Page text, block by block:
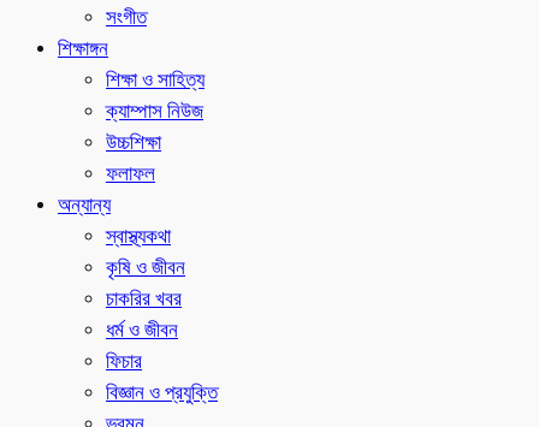
সংগীত
শিক্ষাঙ্গন
শিক্ষা ও সাহিত্য
ক্যাম্পাস নিউজ
উচ্চশিক্ষা
ফলাফল
অন্যান্য
স্বাস্থ্যকথা
কৃষি ও জীবন
চাকরির খবর
ধর্ম ও জীবন
ফিচার
বিজ্ঞান ও প্রযুক্তি